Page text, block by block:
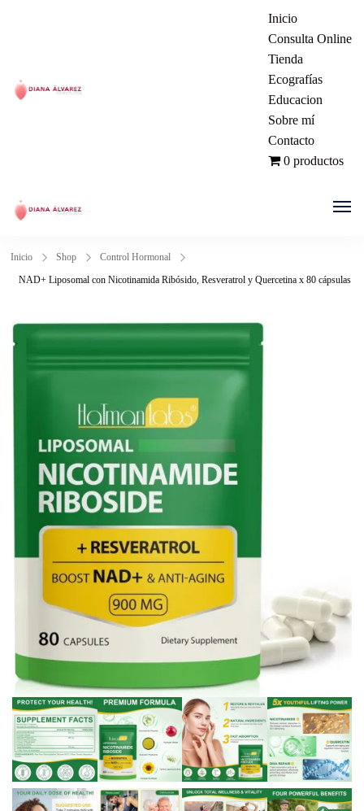
Ginecóloga | Dra. Diana Álvarez
| Manizales Colombia
Inicio
Consulta Online
Tienda
Ecografías
Educacion
Sobre mí
Contacto
0 productos
| Manizales Colombia
Inicio Shop
Control Hormonal
NAD+ Liposomal con Nicotinamida Ribósido, Resveratrol y Quercetina x 80 cápsulas